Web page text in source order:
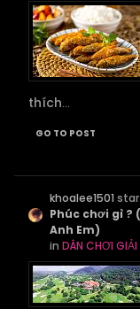
thích...
GO TO POST
khoalee1501
Phúc chơi gì ?
Anh Em)
in DÂN CHƠI GIẢI